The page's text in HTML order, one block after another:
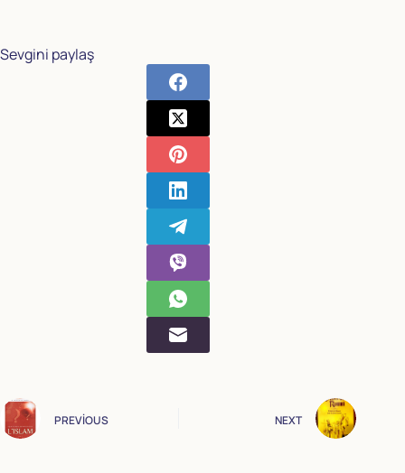
Sevgini paylaş
PREVIOUS NEXT